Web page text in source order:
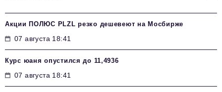
Акции ПОЛЮС PLZL резко дешевеют на Мосбирже
07 августа 18:41
Курс юаня опустился до 11,4936
07 августа 18:41